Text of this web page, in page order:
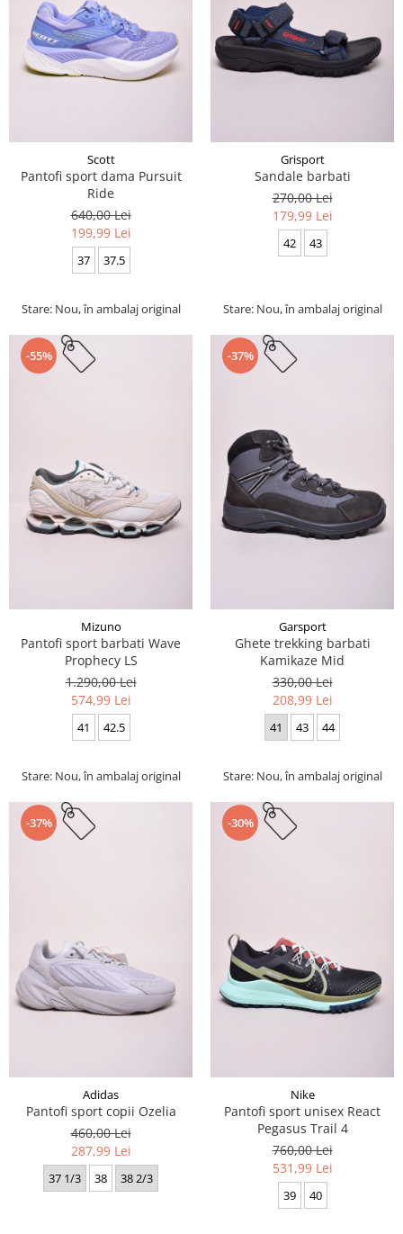
Scott
Pantofi sport dama Pursuit
Ride
640,00 Lei
199,99 Lei
37 37.5
Stare: Nou, în ambalaj original
Grisport
Sandale barbati
270,00 Lei
179,99 Lei
42 43
Stare: Nou, în ambalaj original
-55%
Mizuno
Pantofi sport barbati Wave
Prophecy LS
1.290,00 Lei
574,99 Lei
41 42.5
Stare: Nou, în ambalaj original
-37%
Garsport
Ghete trekking barbati
Kamikaze Mid
330,00 Lei
208,99 Lei
41 43 44
Stare: Nou, în ambalaj original
-37%
Adidas
Pantofi sport copii Ozelia
460,00 Lei
287,99 Lei
37 1/3 38 38 2/3
-30%
Nike
Pantofi sport unisex React
Pegasus Trail 4
760,00 Lei
531,99 Lei
39 40